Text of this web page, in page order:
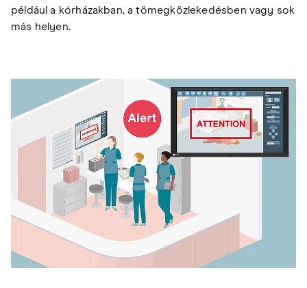
például a kórházakban, a tömegközlekedésben vagy sok
más helyen.